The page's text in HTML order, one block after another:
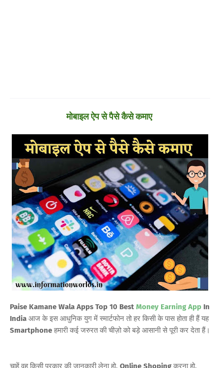
मोबाइल ऐप से पैसे कैसे कमाए
Paise Kamane Wala Apps Top 10 Best Money Earning App In
India आज के इस आधुनिक युग में स्मार्टफोन तो हर किसी के पास होता ही हैं यह
Smartphone हमारी कई जरुरत की चीज़ो को बड़े आसानी से पूरी कर देता हैं।
चाहें वह किसी प्रकार की जानकारी लेना हो, Online Shoping करना हो,